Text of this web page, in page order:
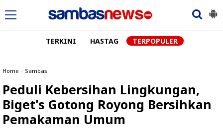
TERKINI HASTAG TERPOPULER
Home » Sambas
Peduli Kebersihan Lingkungan,
Biget's Gotong Royong Bersihkan
Pemakaman Umum